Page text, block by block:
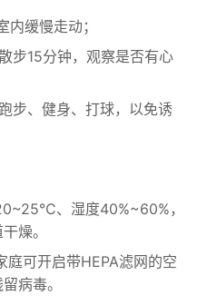
内缓慢走动；
步15分钟，观察是否有心
步、健身、打球，以免诱
、湿度40%~60%，
燥。
庭可开启带HEPA滤网的空
病毒。